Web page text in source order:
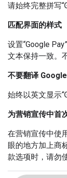
请始终完整拼写
匹配界面的样式
设置“Google
文本保持一致。
不要翻译
始终以英文显示
为营销宣传中首
在营销宣传中使
眼的地方加上商
款选项时，请勿